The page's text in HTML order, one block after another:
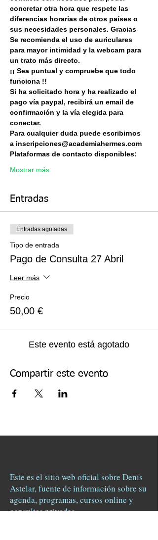
concretar otra hora que respete las
diferencias horarias de otros países o
sus necesidades personales. Gracias
Se recomienda el uso de auriculares
para mayor intimidad y la webcam para
un trato más directo.
¡¡ Sea puntual y compruebe que todo
funciona !!
Si ha solicitado hora y ha realizado el
pago vía paypal, recibirá un email de
confirmación y la vía elegida para
conectar.
Para cualquier duda puede escribirnos
a inscripciones@academiahermes.com
Plataformas de contacto disponibles:
Mostrar más
Entradas
Entradas agotadas
Tipo de entrada
Pago de Consulta 27 Abril
Leer más
Precio
50,00 €
Este evento está agotado
Compartir este evento
Este es el sitio web oficial sobre Denis
Astelar, fuente de información sobre su
agenda, programas, cursos online y
consultas privadas.